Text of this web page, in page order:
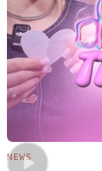
NEWS